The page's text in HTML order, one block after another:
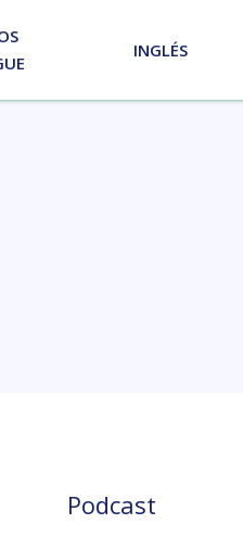
INGLÉS
Podcast